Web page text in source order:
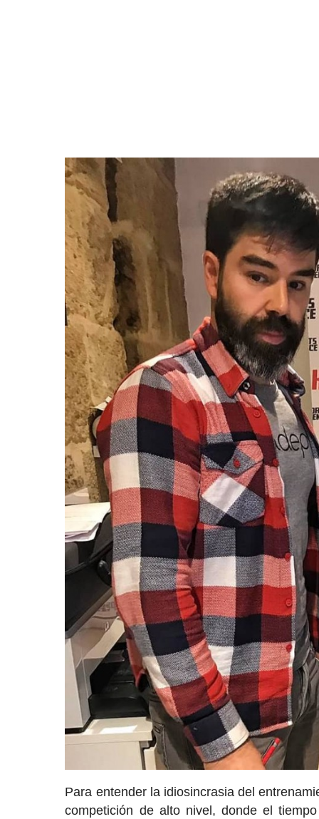
Para entender la idiosincrasia del
competición de alto nivel, donde el